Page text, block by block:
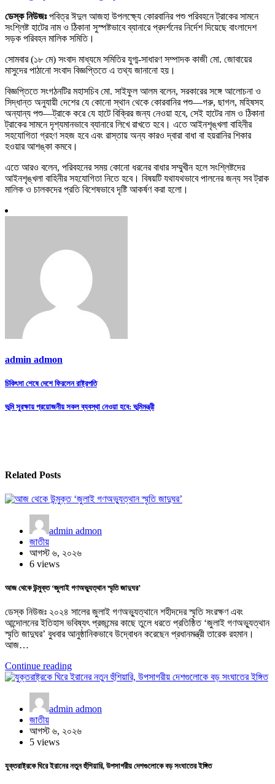
ডেস্ক নিউজঃপবিত্র ঈদুল আজহা উপলক্ষ্যে কোরবানির পশু পরিবহনে ট্রাকের সামনে
সংশ্লিষ্ট হাটের নাম ও ঠিকানা সুস্পষ্টভাবে ব্যানারে প্রদর্শনের নির্দেশ দিয়েছে বাংলাদেশ
সড়ক পরিবহন মালিক সমিতি।
সোমবার (১৮ মে) সংবাদ মাধ্যমে সমিতির যুগ্ম-সাধারণ সম্পাদক কাজী মো. জোবায়ের
মাসুদের পাঠানো সংবাদ বিজ্ঞপ্তিতে এ তথ্য জানানো হয়।
বিজ্ঞপ্তিতে সংগঠনটির মহাসচিব মো. সাইফুল আলম বলেন, সরকারের সঙ্গে আলোচনা ও
সিদ্ধান্ত অনুযায়ী দেশের যে কোনো স্থান থেকে কোরবানির পশু—গরু, ছাগল, মহিষসহ
অন্যান্য পশু—ট্রাকে করে যে হাটে বিক্রির জন্য নেওয়া হবে, সেই হাটের নাম ও ঠিকানা
ট্রাকের সামনে দৃশ্যমানভাবে ব্যানারে লিখে রাখতে হবে। এতে আইনশৃঙ্খলা বাহিনীর
সহযোগিতা গ্রহণ সহজ হবে এবং রাস্তায় অন্য কারও দ্বারা বাধা বা হয়রানির শিকার
হওয়ার আশঙ্কা কমবে।
এতে আরও বলেন, পরিবহনের সময় কোনো ধরনের বাধার সম্মুখীন হলে সংশ্লিষ্টদের
আইনশৃঙ্খলা বাহিনীর সহযোগিতা নিতে হবে। বিষয়টি যথাযথভাবে পালনের জন্য সব ট্রাক
মালিক ও চালকদের প্রতি বিশেষভাবে দৃষ্টি আকর্ষণ করা হলো।
admin admon
Post
navigation
চিকিৎসা শেষে দেশে ফিরলেন রাষ্ট্রপতি
ভূমি সুরক্ষায় প্রয়োজনীয় সকল ব্যবস্থা নেওয়া হবে: ভূমিমন্ত্রী
Related Posts
admin admon
জাতীয়
আগস্ট ৬, ২০২৬
6 views
আজ থেকে উন্মুক্ত ‘জুলাই গণঅভ্যুত্থান স্মৃতি জাদুঘর’
ডেস্ক নিউজঃ ২০২৪ সালের জুলাই গণঅভ্যুত্থানে শহীদদের স্মৃতি সংরক্ষণ এবং
আন্দোলনের ইতিহাস ভবিষ্যৎ প্রজন্মের কাছে তুলে ধরতে প্রতিষ্ঠিত ‘জুলাই গণঅভ্যুত্থান
স্মৃতি জাদুঘর’ বুধবার আনুষ্ঠানিকভাবে উদ্বোধন করেছেন প্রধানমন্ত্রী তারেক রহমান।
আজ…
Continue reading
admin admon
জাতীয়
আগস্ট ৬, ২০২৬
5 views
যুক্তরাষ্ট্রকে ঘিরে ইরানের নতুন হুঁশিয়ারি, উপসাগরীয় দেশগুলোকে বড় সংঘাতের ইঙ্গিত